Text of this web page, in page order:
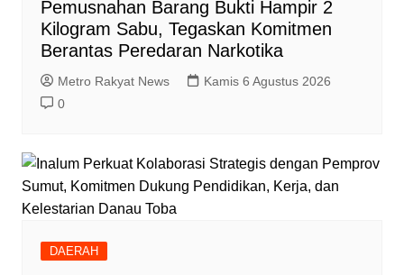
Pemusnahan Barang Bukti Hampir 2
Kilogram Sabu, Tegaskan Komitmen
Berantas Peredaran Narkotika
Metro Rakyat News
Kamis 6 Agustus 2026
0
DAERAH